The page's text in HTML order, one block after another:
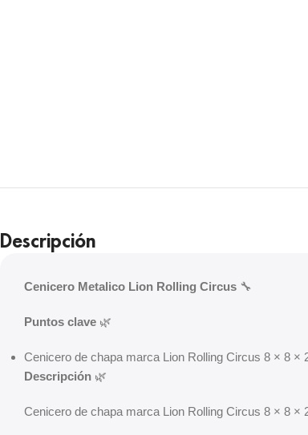
Descripción
Cenicero Metalico Lion Rolling Circus 🔧
Puntos clave 🌿
Cenicero de chapa marca Lion Rolling Circus 8 × 8 ×
Descripción 🌿
Cenicero de chapa marca Lion Rolling Circus 8 × 8 ×